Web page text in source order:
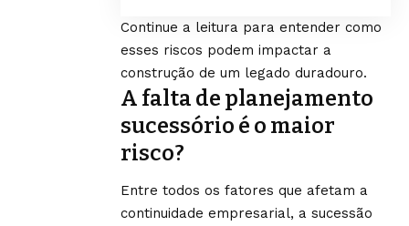
Continue a leitura para entender como
esses riscos podem impactar a
construção de um legado duradouro.
A falta de planejamento
sucessório é o maior
risco?
Entre todos os fatores que afetam a
continuidade empresarial, a sucessão